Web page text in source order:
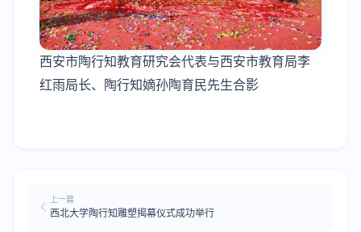
西安市陶行知教育研究会代表与西安市教育局李
红雨局长、陶行知嫡孙陶育民先生合影
上一篇
西北大学陶行知雕塑揭幕仪式成功举行